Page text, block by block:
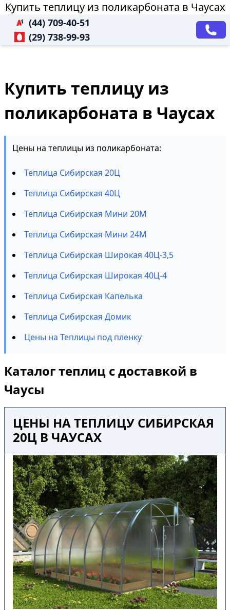
Купить теплицу из поликарбоната в Чаусах
(44) 709-40-51
(29) 738-99-93
Купить теплицу из
поликарбоната в Чаусах
Цены на теплицы из поликарбоната:
Теплица Сибирская 20Ц
Теплица Сибирская 40Ц
Теплица Сибирская Мини 20М
Теплица Сибирская Мини 24М
Теплица Сибирская Широкая 40Ц-3,5
Теплица Сибирская Широкая 40Ц-4
Теплица Сибирская Капелька
Теплица Сибирская Домик
Цены на Теплицы под пленку
Каталог теплиц с доставкой в
Чаусы
ЦЕНЫ НА ТЕПЛИЦУ СИБИРСКАЯ
20Ц В ЧАУСАХ